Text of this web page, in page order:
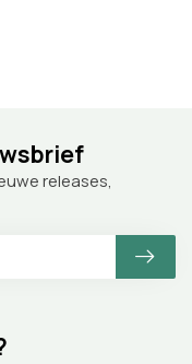
releases,